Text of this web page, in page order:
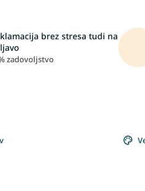
brez stresa tudi na
zadovoljstvo